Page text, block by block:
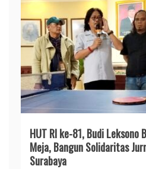
HUT RI ke-81, Budi Leksono
Meja, Bangun Solidaritas
Surabaya